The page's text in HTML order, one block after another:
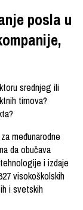
posla u
srednjeg ili
timova?
međunarodne
da obučava
i izdaje
visokoškolskih
i svetskih